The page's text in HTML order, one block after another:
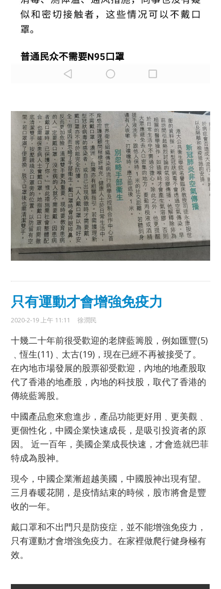
只有運動才會增強免疫力
2020-2-19 上午 11:11 徐潤民
十幾二十年前很受歡迎的老牌藍籌股，例如匯豐(5)
﹑恆生(11)﹑太古(19)，現在已經不再被接受了。
在內地市場發展的股票卻受歡迎，內地的地產股取
代了香港的地產股，內地的科技股，取代了香港的
傳統藍籌股。
中國產品愈來愈進步，產品功能更好用﹑更美觀﹑
更個性化，中國企業快速成長，是吸引投資者的原
因。 近一百年，美國企業成長快速，才會造就巴菲
特成為股神。
現今，中國企業漸超越美國，中國股神出現有望。
三月春暖花開，是疫情結束的時候，股市將會是豐
收的一年。
戴口罩和不出門只是防疫症，並不能增強免疫力，
只有運動才會增強免疫力。在家裡做爬行健身極有
效。